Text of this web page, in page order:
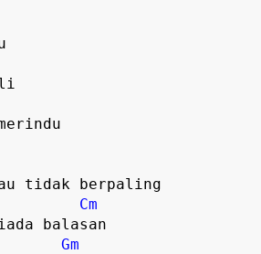
tidak berpaling
Cm
Gm